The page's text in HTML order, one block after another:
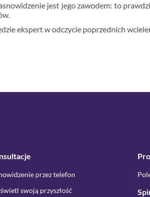
jest jego zawodem: to
ekspert w odczycie poprzednich
przez telefon
swoją przyszłość